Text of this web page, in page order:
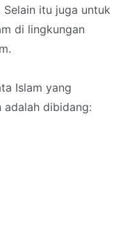
itu juga untuk
di lingkungan
Islam yang
adalah dibidang: